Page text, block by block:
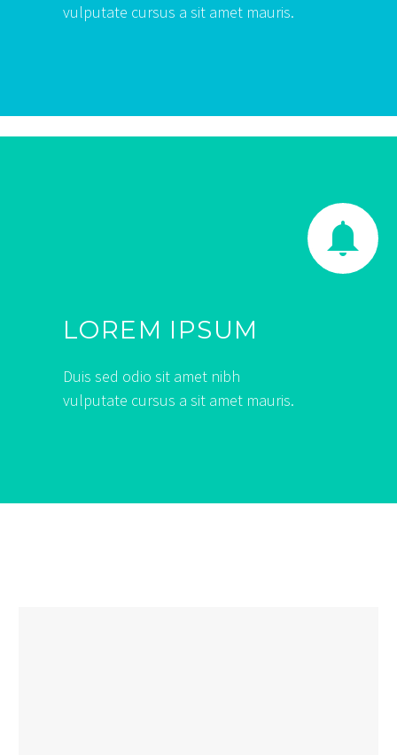
vulputate cursus a sit amet mauris.


LOREM IPSUM
Duis sed odio sit amet nibh
vulputate cursus a sit amet mauris.